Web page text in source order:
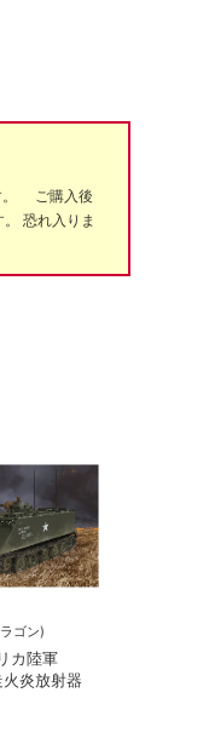
。 ご購入後
恐れ入りま
ゴン)
カ陸軍
炎放射器